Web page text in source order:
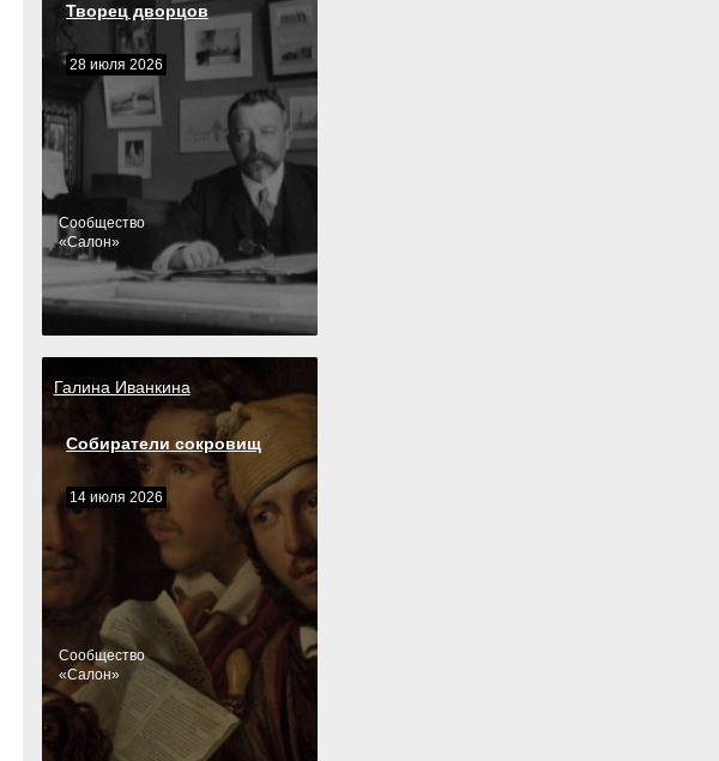
Творец дворцов
28 июля 2026
Cообщество
«Салон»
Галина Иванкина
Собиратели сокровищ
14 июля 2026
Cообщество
«Салон»